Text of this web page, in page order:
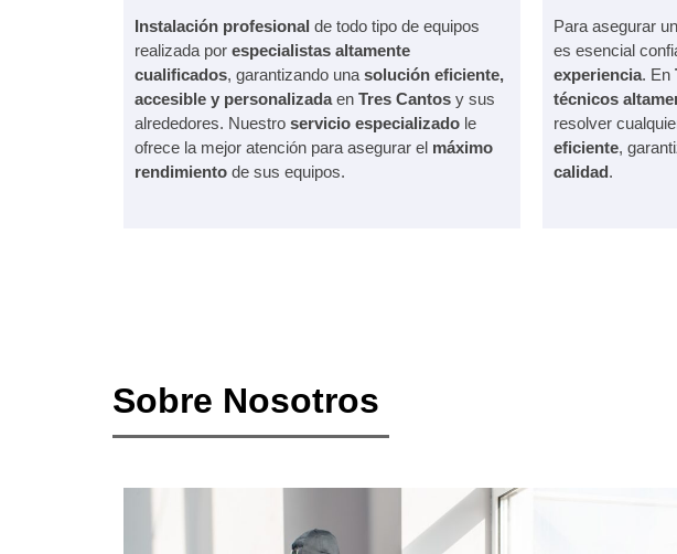
Instalación profesional de todo tipo de equipos
realizada por especialistas altamente
cualificados, garantizando una solución eficiente,
accesible y personalizadaen Tres Cantos y sus
alrededores. Nuestro servicio especializado le
ofrece la mejor atención para asegurar el máximo
rendimiento de sus equipos.
Para asegurar
es esencial
experiencia. En
técnicos
resolver
eficiente,
calidad.
Sobre Nosotros